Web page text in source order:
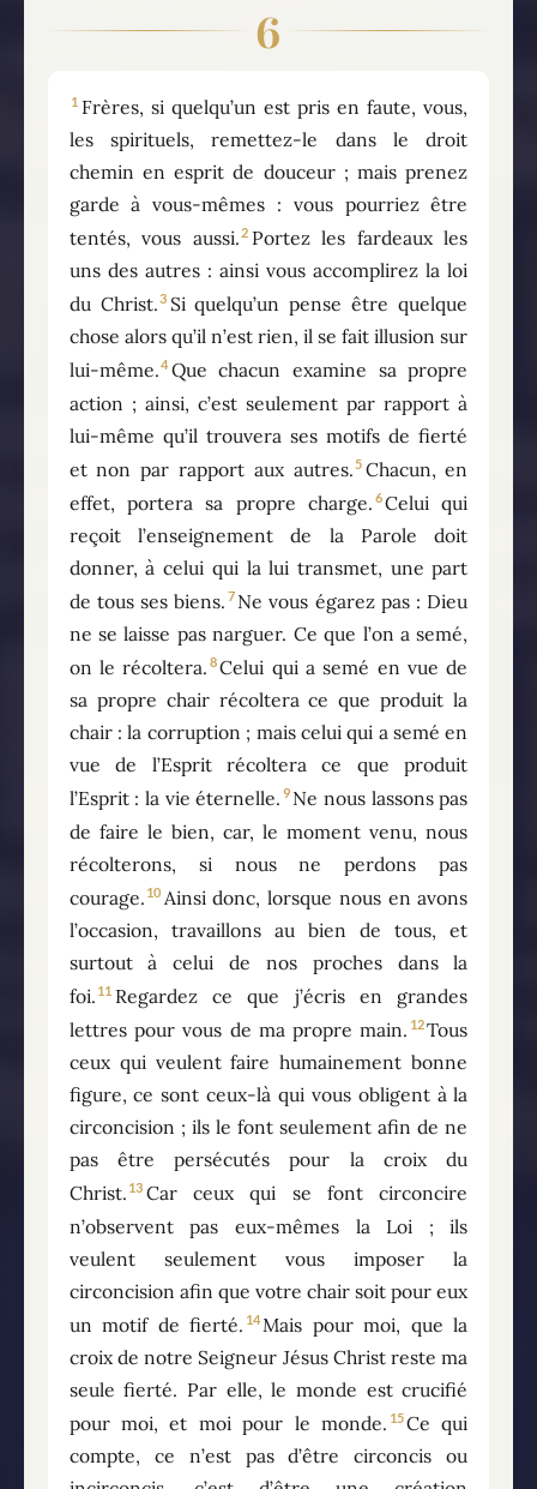
6
1 Frères, si quelqu’un est pris en faute, vous,
les spirituels, remettez-le dans le droit
chemin en esprit de douceur ; mais prenez
garde à vous-mêmes : vous pourriez être
tentés, vous aussi.2 Portez les fardeaux les
uns des autres : ainsi vous accomplirez la loi
du Christ.3 Si quelqu’un pense être quelque
chose alors qu’il n’est rien, il se fait illusion sur
lui-même.4 Que chacun examine sa propre
action ; ainsi, c’est seulement par rapport à
lui-même qu’il trouvera ses motifs de fierté
et non par rapport aux autres. 5 Chacun, en
effet, portera sa propre charge. 6Celui qui
reçoit l’enseignement de la Parole doit
donner, à celui qui la lui transmet, une part
de tous ses biens. 7 Ne vous égarez pas : Dieu
ne se laisse pas narguer. Ce que l’on a semé,
on le récoltera. 8Celui qui a semé en vue de
sa propre chair récoltera ce que produit la
chair : la corruption ; mais celui qui a semé en
vue de l’Esprit récoltera ce que produit
l’Esprit : la vie éternelle. 9 Ne nous lassons pas
de faire le bien, car, le moment venu, nous
récolterons, si nous ne perdons pas
courage. 10 Ainsi donc, lorsque nous en avons
l’occasion, travaillons au bien de tous, et
surtout à celui de nos proches dans la
foi. 11 Regardez ce que j’écris en grandes
lettres pour vous de ma propre main. 12Tous
ceux qui veulent faire humainement bonne
figure, ce sont ceux-là qui vous obligent à la
circoncision ; ils le font seulement afin de ne
pas être persécutés pour la croix du
Christ. 13 Car ceux qui se font circoncire
n’observent pas eux-mêmes la Loi ; ils
veulent seulement vous imposer la
circoncision afin que votre chair soit pour eux
un motif de fierté. 14 Mais pour moi, que la
croix de notre Seigneur Jésus Christ reste ma
seule fierté. Par elle, le monde est crucifié
pour moi, et moi pour le monde. 15Ce qui
compte, ce n’est pas d’être circoncis ou